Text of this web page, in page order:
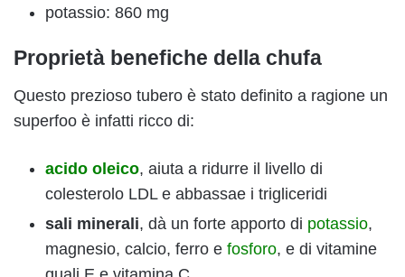
potassio: 860 mg
Proprietà benefiche della chufa
Questo prezioso tubero è stato definito a ragione un
superfoo è infatti ricco di:
acido oleico, aiuta a ridurre il livello di
colesterolo LDL e abbassae i trigliceridi
sali minerali, dà un forte apporto di potassio,
magnesio, calcio, ferro e fosforo, e di vitamine